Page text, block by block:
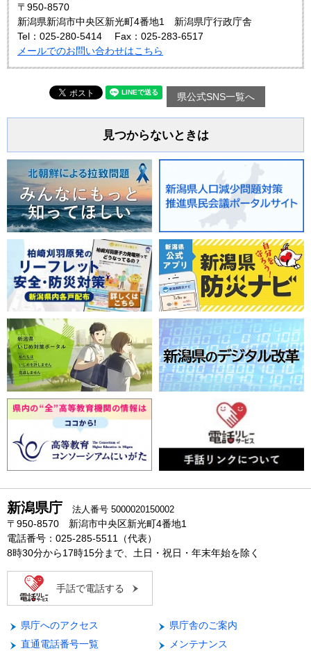
〒950-8570
新潟県新潟市中央区新光町4番地1 新潟県庁行政庁舎
Tel：025‐280-5414
Fax：025‐283-6517
メールでのお問い合わせはこちら
県公式SNS一覧へ
見つからないときは
新潟県庁 法人番号 5000020150002
〒950-8570 新潟市中央区新光町4番地1
電話番号：025-285-5511（代表）
8時30分から17時15分まで、土日・祝日・年末年始を除く
手話で電話する
県庁へのアクセス
県庁舎のご案内
直通電話番号一覧
メンテナンス